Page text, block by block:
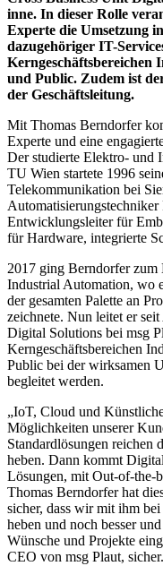
inne. In dieser Rolle
Experte die Umsetzung
dazugehöriger IT-
Kerngeschäftsbereichen
und Public. Zudem ist
der Geschäftsleitung.
Mit Thomas Berndorfer
Experte und eine
Der studierte Elektro- und
TU Wien startete 1996
Telekommunikation bei
Entwicklungsleiter für
für Hardware, integrierte
2017 ging Berndorfer
Industrial Automation, wo
der gesamten Palette an
zeichnete. Nun leitet er
Digital Solutions bei msg
Kerngeschäftsbereichen
Public bei der wirksamen
begleitet werden.
„IoT, Cloud und
Möglichkeiten unserer
Standardlösungen reichen
heben. Dann kommt
Lösungen, mit Out-of-the-
Thomas Berndorfer hat
sicher, dass wir mit ihm
heben und noch besser
Wünsche und Projekte
CEO von msg Plaut, sicher.